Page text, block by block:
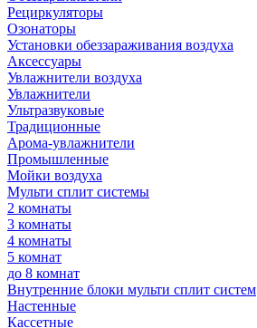
Рециркуляторы
Озонаторы
Установки обеззараживания воздуха
Аксессуары
Увлажнители воздуха
Увлажнители
Ультразвуковые
Традиционные
Арома-увлажнители
Промышленные
Мойки воздуха
Мульти сплит системы
2 комнаты
3 комнаты
4 комнаты
5 комнат
до 8 комнат
Внутренние блоки мульти сплит систем
Настенные
Кассетные